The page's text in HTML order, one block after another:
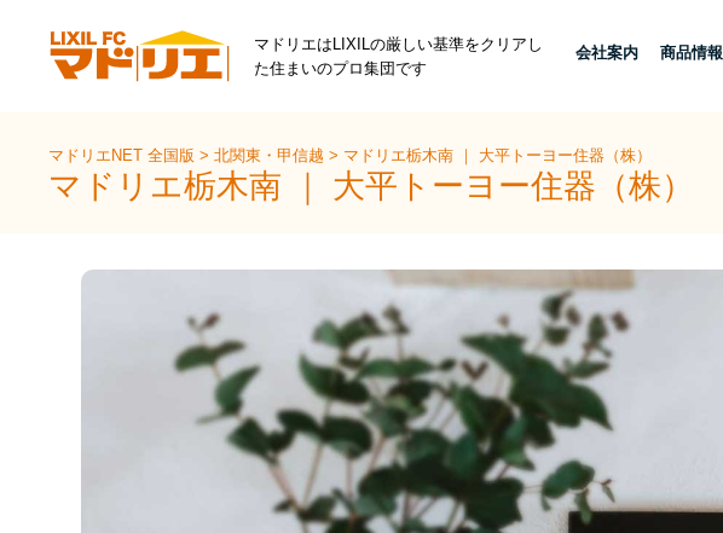
マドリエはLIXILの厳しい基準をクリアし
た住まいのプロ集団です
会社案内 商品情報
マドリエNET 全国版>北関東・甲信越> マドリエ栃木南 ｜ 大平トーヨー住器（株）
マドリエ栃木南 ｜ 大平トーヨー住器（株）